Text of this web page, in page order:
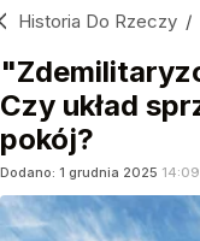
Historia Do Rzeczy /
Czy układ
pokój?
Dodano: 1 grudnia 2025 14:09